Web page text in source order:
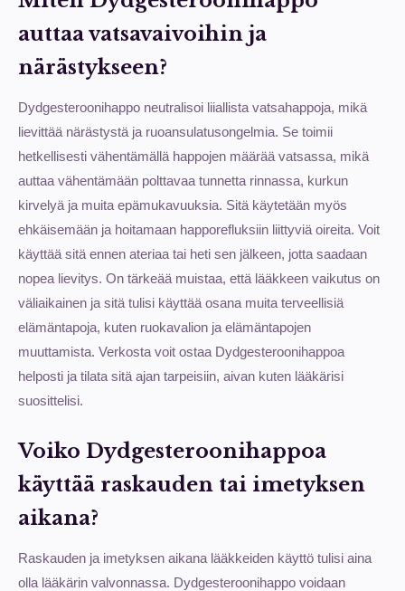
auttaa vatsavaivoihin ja
närästykseen?
Dydgesteroonihappo neutralisoi liiallista vatsahappoja, mikä
lievittää närästystä ja ruoansulatusongelmia. Se toimii
hetkellisesti vähentämällä happojen määrää vatsassa, mikä
auttaa vähentämään polttavaa tunnetta rinnassa, kurkun
kirvelyä ja muita epämukavuuksia. Sitä käytetään myös
ehkäisemään ja hoitamaan happorefluksiin liittyviä oireita. Voit
käyttää sitä ennen ateriaa tai heti sen jälkeen, jotta saadaan
nopea lievitys. On tärkeää muistaa, että lääkkeen vaikutus on
väliaikainen ja sitä tulisi käyttää osana muita terveellisiä
elämäntapoja, kuten ruokavalion ja elämäntapojen
muuttamista. Verkosta voit ostaa Dydgesteroonihappoa
helposti ja tilata sitä ajan tarpeisiin, aivan kuten lääkärisi
suosittelisi.
Voiko Dydgesteroonihappoa
käyttää raskauden tai imetyksen
aikana?
Raskauden ja imetyksen aikana lääkkeiden käyttö tulisi aina
olla lääkärin valvonnassa. Dydgesteroonihappo voidaan